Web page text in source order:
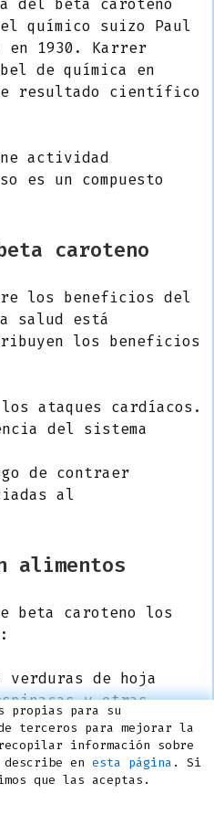
del beta caroteno
químico suizo Paul
en 1930. Karrer
de química en
resultado científico
actividad
es un compuesto
caroteno
los beneficios del
salud está
los beneficios
ataques cardíacos.
del sistema
de contraer
al
alimentos
beta caroteno los
verduras de hoja
y otras.
zanahoria,
origen vegetal como
para su
terceros para mejorar la
información sobre
en esta página . Si
que las aceptas.